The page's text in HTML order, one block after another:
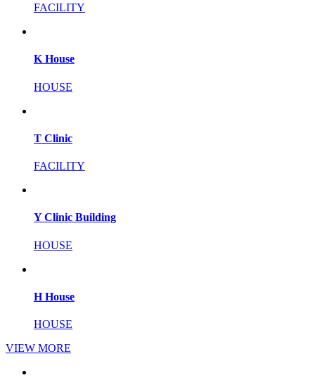
FACILITY
K House
HOUSE
T Clinic
FACILITY
Y Clinic Building
HOUSE
H House
HOUSE
VIEW MORE